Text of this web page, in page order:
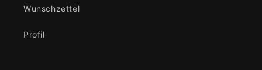
Wunschzettel
Profil